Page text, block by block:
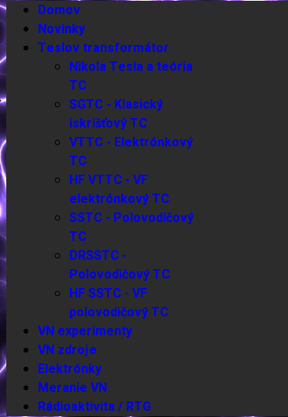
Domov
Novinky
Teslov transformátor
Nikola Tesla a teória
TC
SGTC - Klasický
iskrišťový TC
VTTC - Elektrónkový
TC
HF VTTC - VF
elektrónkový TC
SSTC - Polovodičový
TC
DRSSTC -
Polovodičový TC
HF SSTC - VF
polovodičový TC
VN experimenty
VN zdroje
Elektrónky
Meranie VN
Rádioaktivita / RTG